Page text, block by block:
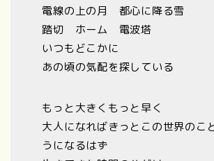
電線の上の月 都心に降る雪
踏切 ホーム 電波塔
いつもどこかに
あの頃の気配を探している
もっと大きくもっと早く
大人になればきっとこの世界のこ
うになるはず